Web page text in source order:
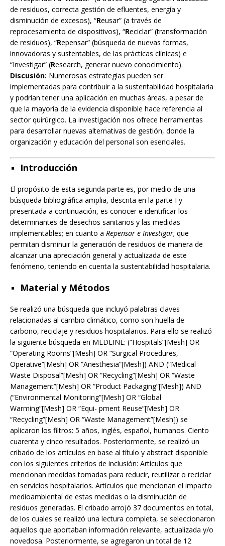
de residuos, correcta gestión de efluentes, energía y
disminución de excesos), “Reusar” (a través de
reprocesamiento de dispositivos), “Reciclar” (transformación
de residuos), “Repensar” (búsqueda de nuevas formas,
innovadoras y sustentables, de las prácticas clínicas) e
“Investigar” (Research, generar nuevo conocimiento).
Discusión: Numerosas estrategias pueden ser
implementadas para contribuir a la sustentabilidad hospitalaria
y podrían tener una aplicación en muchas áreas, a pesar de
que la mayoría de la evidencia disponible hace referencia al
sector quirúrgico. La investigación nos ofrece herramientas
para desarrollar nuevas alternativas de gestión, donde la
organización y educación del personal son esenciales.
Introducción
El propósito de esta segunda parte es, por medio de una
búsqueda bibliográfica amplia, descrita en la parte I y
presentada a continuación, es conocer e identificar los
determinantes de desechos sanitarios y las medidas
implementables; en cuanto a Repensar e Investigar; que
permitan disminuir la generación de residuos de manera de
alcanzar una apreciación general y actualizada de este
fenómeno, teniendo en cuenta la sustentabilidad hospitalaria.
Material y Métodos
Se realizó una búsqueda que incluyó palabras claves
relacionadas al cambio climático, como son huella de
carbono, reciclaje y residuos hospitalarios. Para ello se realizó
la siguiente búsqueda en MEDLINE: (“Hospitals”[Mesh] OR
“Operating Rooms”[Mesh] OR “Surgical Procedures,
Operative”[Mesh] OR “Anesthesia”[Mesh]) AND (“Medical
Waste Disposal”[Mesh] OR “Recycling”[Mesh] OR “Waste
Management”[Mesh] OR “Product Packaging”[Mesh]) AND
(“Environmental Monitoring”[Mesh] OR “Global
Warming”[Mesh] OR “Equi- pment Reuse”[Mesh] OR
“Recycling”[Mesh] OR “Waste Management”[Mesh]) se
aplicaron los filtros: 5 años, inglés, español, humanos. Ciento
cuarenta y cinco resultados. Posteriormente, se realizó un
cribado de los artículos en base al título y abstract disponible
con los siguientes criterios de inclusión: Artículos que
mencionan medidas tomadas para reducir, reutilizar o reciclar
en servicios hospitalarios. Artículos que mencionan el impacto
medioambiental de estas medidas o la disminución de
residuos generadas. El cribado arrojó 37 documentos en total,
de los cuales se realizó una lectura completa, se seleccionaron
aquellos que aportaban información relevante, actualizada y/o
novedosa. Posteriormente, se agregaron un total de 12